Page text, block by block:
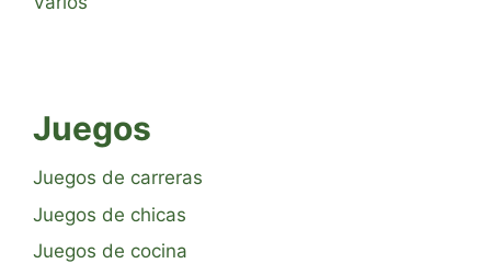
Juegos
Juegos de carreras
Juegos de chicas
Juegos de cocina